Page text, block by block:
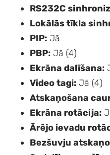
RS232C
Lokālās tīkla
PIP: Jā
PBP: Jā (4)
Ekrāna dalīšana:
Video tagi: Jā (4)
Atskaņošana
Ekrāna rotācija:
Ārējo ievadu
Bezšuvju